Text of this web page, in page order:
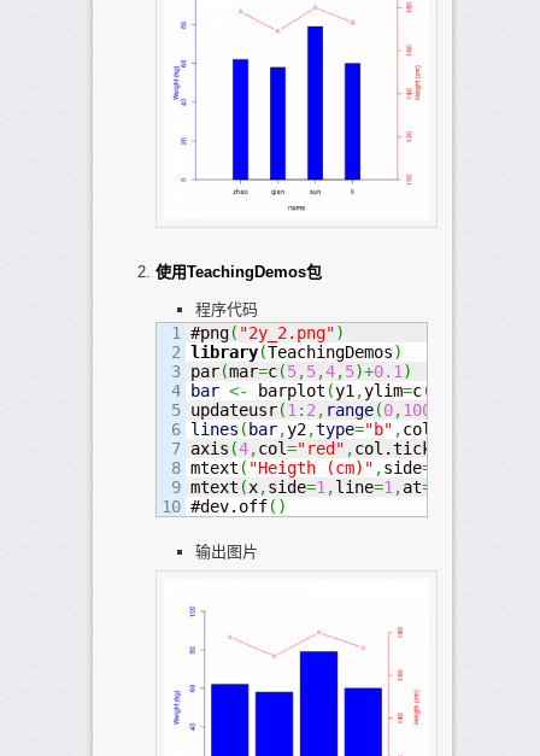
使用TeachingDemos包
程序代码
1
2
3
4
5
6
7
8
9
#png( "2y_2.png")
library(TeachingDemos)
par(mar=c(5,5,4,5)+0.1 )
bar <- barplot (y1 ,ylim=c(
updateusr(1 : 2 , range(0,100
lines ( bar,y2,type="b" ,col
axis (4,col="red" ,col.ticks
mtext ( "Heigth (cm)" ,side=
mtext (x,side=1 ,line=1 ,at=
#dev.off( )
输出图片